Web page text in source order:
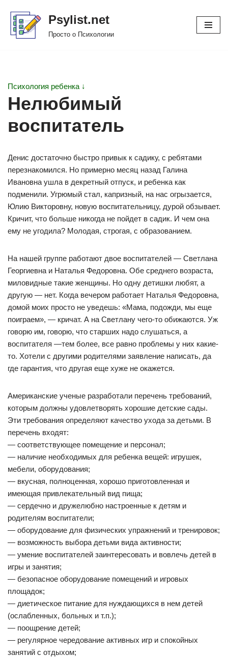
Перейти
Psylist.net
Просто о Психологии
Психология ребенка ↓
Нелюбимый
воспитатель
Денис достаточно быстро привык к садику, с ребятами
перезнакомился. Но примерно месяц назад Галина
Ивановна ушла в декретный отпуск, и ребенка как
подменили. Угрюмый стал, капризный, на нас огрызается,
Юлию Викторовну, новую воспитательницу, дурой обзывает.
Кричит, что больше никогда не пойдет в садик. И чем она
ему не угодила? Молодая, строгая, с образованием.
На нашей группе работают двое воспитателей — Светлана
Георгиевна и Наталья Федоровна. Обе среднего возраста,
миловидные такие женщины. Но одну детишки любят, а
другую — нет. Когда вечером работает Наталья Федоровна,
домой моих просто не уведешь: «Мама, подожди, мы еще
поиграем», — кричат. А на Светлану чего-то обижаются. Уж
говорю им, говорю, что старших надо слушаться, а
воспитателя —тем более, все равно проблемы у них какие-
то. Хотели с другими родителями заявление написать, да
где гарантия, что другая еще хуже не окажется.
Американские ученые разработали перечень требований,
которым должны удовлетворять хорошие детские сады.
Эти требования определяют качество ухода за детьми. В
перечень входят:
— соответствующее помещение и персонал;
— наличие необходимых для ребенка вещей: игрушек,
мебели, оборудования;
— вкусная, полноценная, хорошо приготовленная и
имеющая привлекательный вид пища;
— сердечно и дружелюбно настроенные к детям и
родителям воспитатели;
— оборудование для физических упражнений и тренировок;
— возможность выбора детьми вида активности;
— умение воспитателей заинтересовать и вовлечь детей в
игры и занятия;
— безопасное оборудование помещений и игровых
площадок;
— диетическое питание для нуждающихся в нем детей
(ослабленных, больных и т.п.);
— поощрение детей;
— регулярное чередование активных игр и спокойных
занятий с отдыхом;